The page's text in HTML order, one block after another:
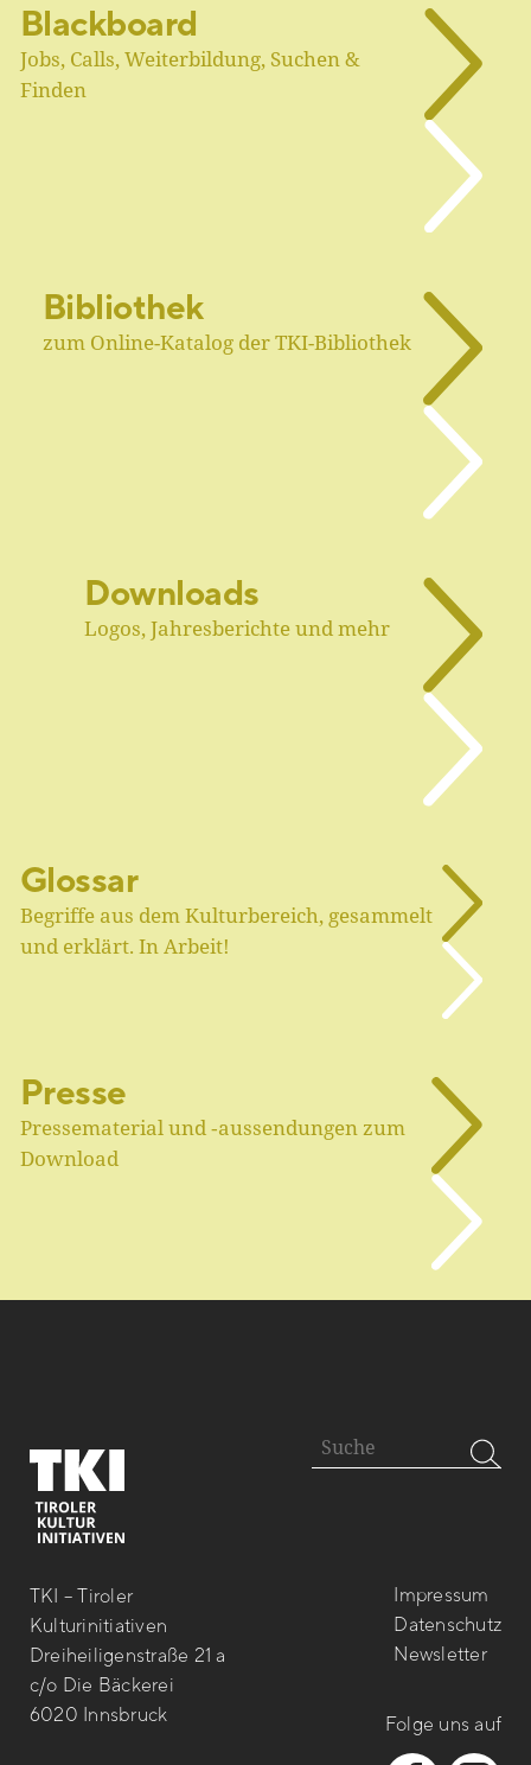
Blackboard
Jobs, Calls, Weiterbildung, Suchen &
Finden
Bibliothek
zum Online-Katalog der TKI-Bibliothek
Downloads
Logos, Jahresberichte und mehr
Glossar
Begriffe aus dem Kulturbereich, gesammelt
und erklärt. In Arbeit!
Presse
Pressematerial und ‑aussendungen zum
Download
TKI – Tiroler
Kulturinitiativen
Dreiheiligenstraße 21 a
c/o Die Bäckerei
6020 Innsbruck
Impressum
Datenschutz
Newsletter
Folge uns auf